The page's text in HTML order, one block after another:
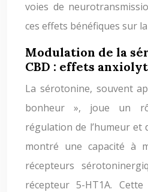
voies de
ces effets bénéfiques sur
Modulation de la
CBD : effets
La sérotonine, souvent
bonheur », joue un
régulation de l’humeur et
montré une capacité à
récepteurs
récepteur 5-HT1A.